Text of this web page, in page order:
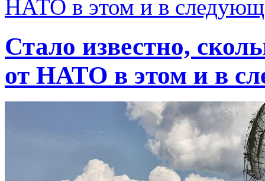
Стало известно,
от НАТО в этом и в